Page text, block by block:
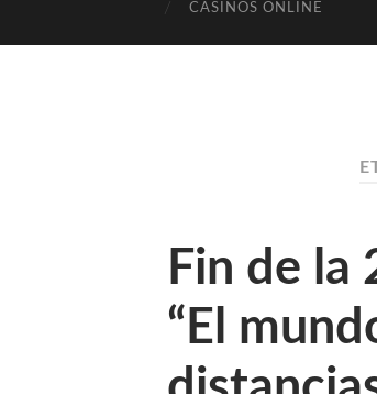
CASINOS ONLINE
Fin de la
“El